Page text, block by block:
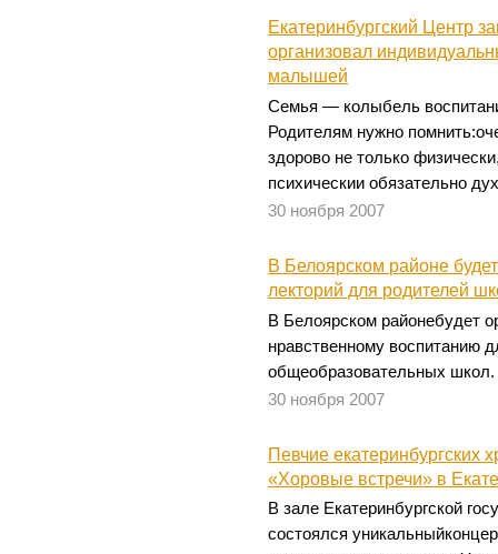
Екатеринбургский Центр
организовал
малышей
Семья — колыбель
Родителям нужно
здорово не только
психическии обязательно
30 ноября 2007
В Белоярском районе
лекторий для родителей
В Белоярском районебудет
нравственному воспитанию
общеобразовательных школ.
30 ноября 2007
Певчие екатеринбургских
«Хоровые встречи» в
В зале Екатеринбургской
состоялся